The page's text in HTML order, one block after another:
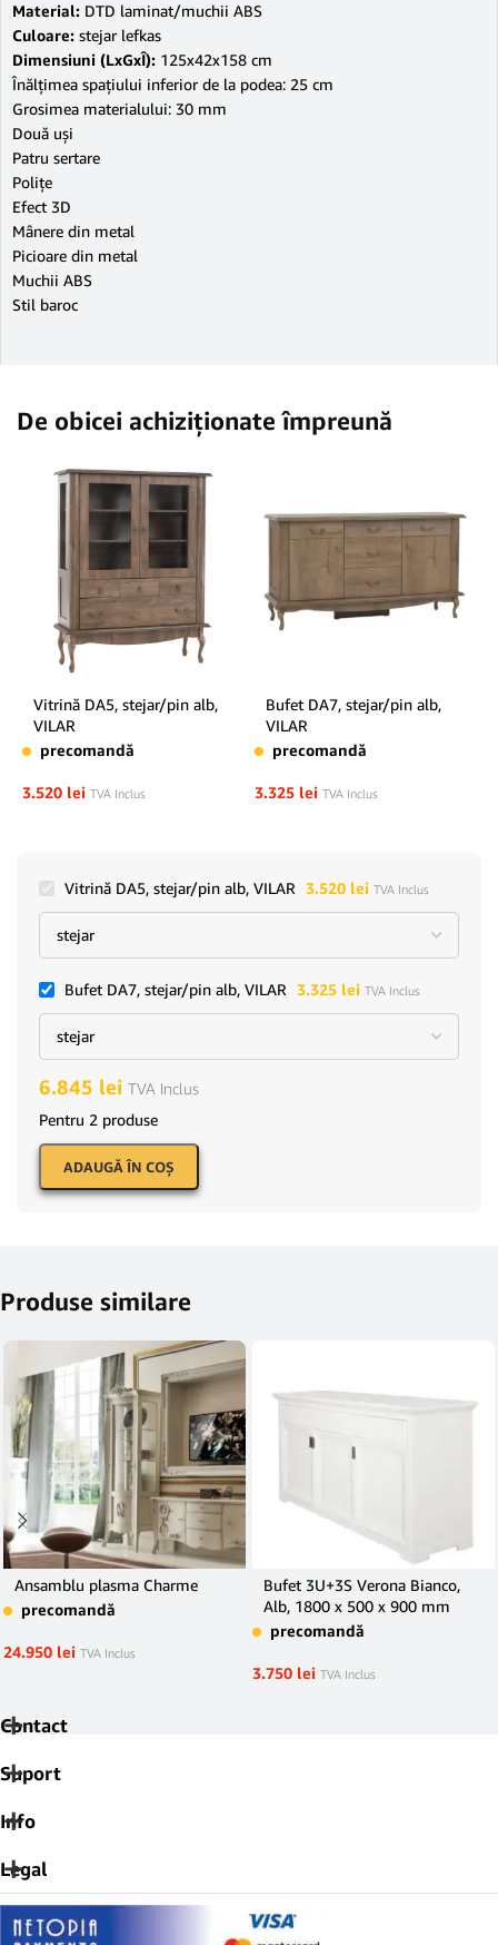
Material: DTD laminat/muchii ABS
Culoare: stejar lefkas
Dimensiuni (LxGxÎ): 125x42x158 cm
Înălţimea spaţiului inferior de la podea: 25 cm
Grosimea materialului: 30 mm
Două uşi
Patru sertare
Poliţe
Efect 3D
Mânere din metal
Picioare din metal
Muchii ABS
Stil baroc
De obicei achiziționate împreună
Vitrină DA5, stejar/pin alb,
VILAR
precomandă
3.520 lei TVA Inclus
Bufet DA7, stejar/pin alb,
VILAR
precomandă
3.325 lei TVA Inclus
Vitrină DA5, stejar/pin alb, VILAR 3.520 lei TVA Inclus
Bufet DA7, stejar/pin alb, VILAR 3.325 lei TVA Inclus
6.845 lei TVA Inclus
Pentru 2 produse
ADAUGĂ ÎN COŞ
Produse similare
Ansamblu plasma Charme
precomandă
24.950 lei TVA Inclus
Bufet 3U+3S Verona Bianco,
Alb, 1800 x 500 x 900 mm
precomandă
3.750 lei TVA Inclus
Contact
Suport
Info
Legal